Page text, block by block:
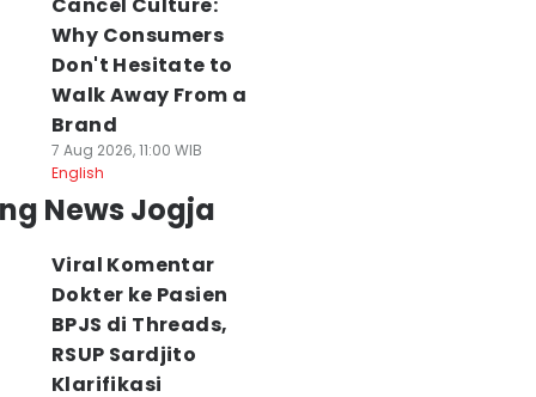
Why Consumers
Don't Hesitate to
Walk Away From a
Brand
7 Aug 2026, 11:00 WIB
English
News Jogja
Viral Komentar
Dokter ke Pasien
BPJS di Threads,
RSUP Sardjito
Klarifikasi